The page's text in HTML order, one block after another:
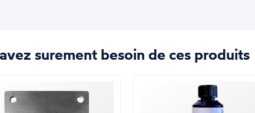
surement besoin de ces produits